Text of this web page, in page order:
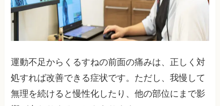
運動不足からくるすねの前面の痛みは、正しく対
処すれば改善できる症状です。ただし、我慢して
無理を続けると慢性化したり、他の部位にまで影